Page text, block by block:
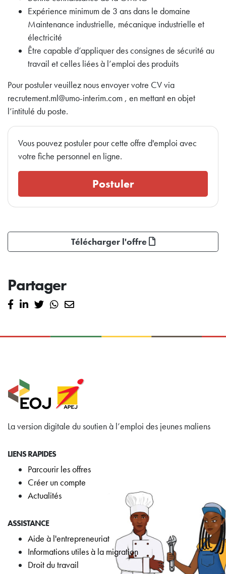
Expérience minimum de 3 ans dans le domaine
Maintenance industrielle, mécanique industrielle et
électricité
Être capable d’appliquer des consignes de sécurité au
travail et celles liées à l’emploi des produits
Pour postuler veuillez nous envoyer votre CV via
recrutement.ml@umo-interim.com , en mettant en objet
l’intitulé du poste.
Vous pouvez postuler pour cette offre d'emploi avec
votre fiche personnel en ligne.
Postuler
Télécharger l'offre
Partager
La version digitale du soutien à l’emploi des jeunes maliens
LIENS RAPIDES
Parcourir les offres
Créer un compte
Actualités
ASSISTANCE
Aide à l'entrepreneuriat
Informations utiles à la migration
Droit du travail